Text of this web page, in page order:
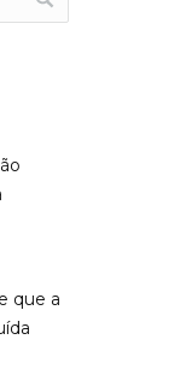
que a